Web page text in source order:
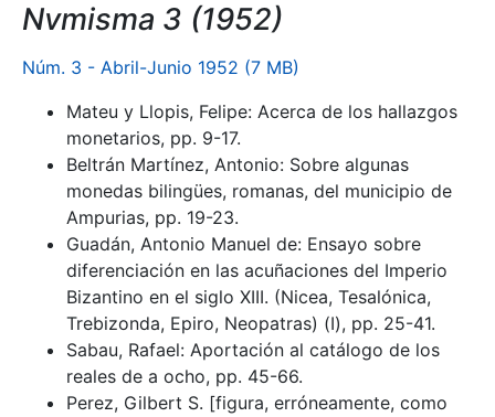
Nvmisma 3 (1952)
Núm. 3 - Abril-Junio 1952 (7 MB)
Mateu y Llopis, Felipe: Acerca de los hallazgos
monetarios, pp. 9-17.
Beltrán Martínez, Antonio: Sobre algunas
monedas bilingües, romanas, del municipio de
Ampurias, pp. 19-23.
Guadán, Antonio Manuel de: Ensayo sobre
diferenciación en las acuñaciones del Imperio
Bizantino en el siglo XIII. (Nicea, Tesalónica,
Trebizonda, Epiro, Neopatras) (I), pp. 25-41.
Sabau, Rafael: Aportación al catálogo de los
reales de a ocho, pp. 45-66.
Perez, Gilbert S. [figura, erróneamente, como